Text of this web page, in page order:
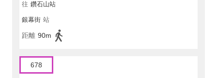
往 鑽石山站
銀幕街 站
距離 90m
678